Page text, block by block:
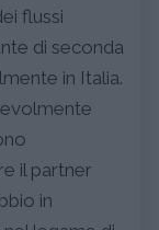
flussi
di seconda
in Italia.
il partner
in